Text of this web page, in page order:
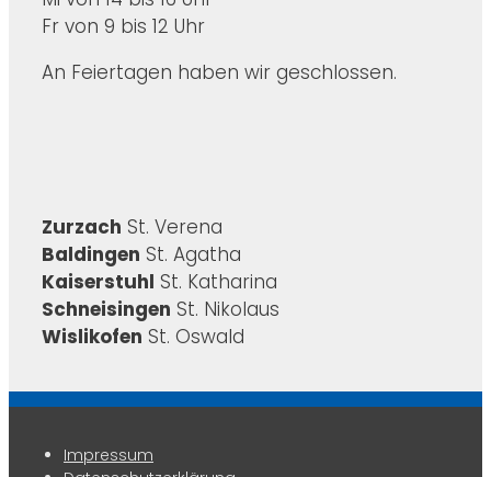
Fr von 9 bis 12 Uhr
An Feiertagen haben wir geschlossen.
Zurzach St. Verena
Baldingen St. Agatha
Kaiserstuhl St. Katharina
Schneisingen St. Nikolaus
Wislikofen St. Oswald
Impressum